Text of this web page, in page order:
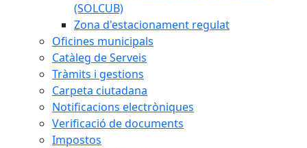
(SOLCUB)
Zona d'estacionament regulat
Oficines municipals
Catàleg de Serveis
Tràmits i gestions
Carpeta ciutadana
Notificacions electròniques
Verificació de documents
Impostos